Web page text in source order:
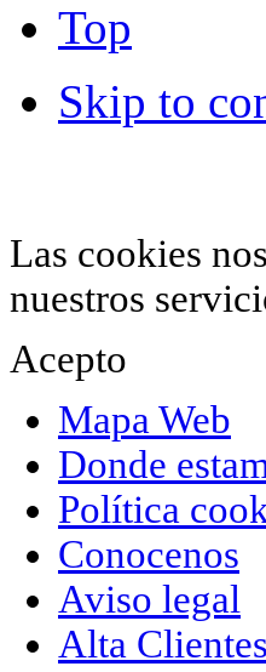
Top
Skip to
Las cookies
nuestros
Acepto
Mapa Web
Donde
Política
Conocenos
Aviso legal
Alta Clientes